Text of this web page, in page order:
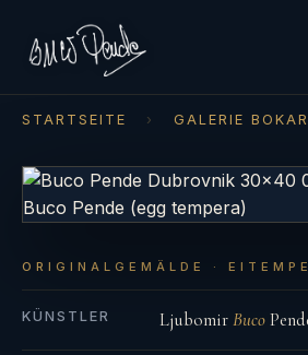
STARTSEITE › GALERIE BOKAR
ORIGINALGEMÄLDE ·
KÜNSTLER LjubomirBuco